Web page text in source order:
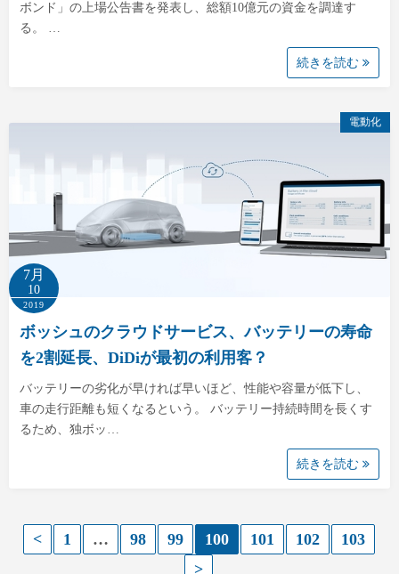
ボンド」の上場公告書を発表し、総額10億元の資金を調達す
る。 …
続きを読む
電動化
7月
10
2019
ボッシュのクラウドサービス、バッテリーの寿命
を2割延長、DiDiが最初の利用客？
バッテリーの劣化が早ければ早いほど、性能や容量が低下し、
車の走行距離も短くなるという。 バッテリー持続時間を長くす
るため、独ボッ…
続きを読む
< 1 … 98 99 100 101 102
103
>